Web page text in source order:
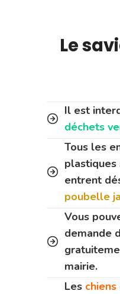
Le
Il est
déchets
Tous les
plastiques
entrent
poubelle
Vous
demande
mairie.
Les chiens